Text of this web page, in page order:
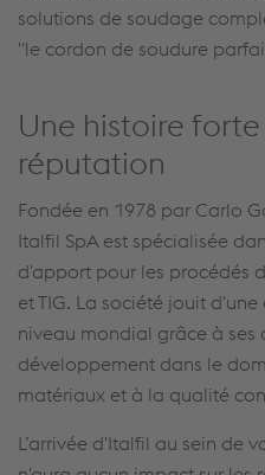
solutions de soudage
"le cordon de soudure
Une histoire
réputation
Fondée en 1978 par Carlo
Italfil SpA est spécialisée
d'apport pour les procédés
et TIG. La société jouit
niveau mondial grâce à ses
développement dans le
matériaux et à la qualité
L’arrivée d'Italfil au sein de